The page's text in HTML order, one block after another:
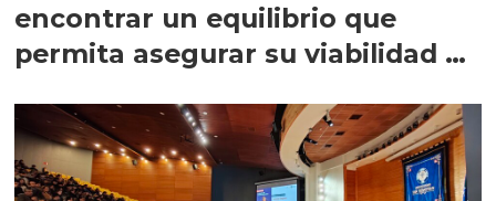
encontrar un equilibrio que
permita asegurar su viabilidad de